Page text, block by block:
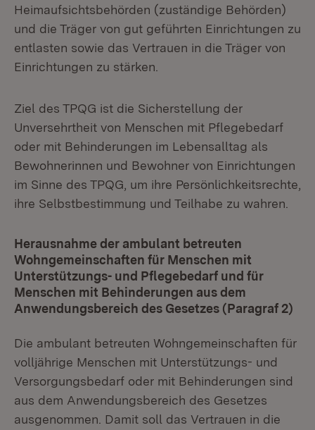
Heimaufsichtsbehörden (zuständige Behörden)
und die Träger von gut geführten Einrichtungen zu
entlasten sowie das Vertrauen in die Träger von
Einrichtungen zu stärken.
Ziel des TPQG ist die Sicherstellung der
Unversehrtheit von Menschen mit Pflegebedarf
oder mit Behinderungen im Lebensalltag als
Bewohnerinnen und Bewohner von Einrichtungen
im Sinne des TPQG, um ihre Persönlichkeitsrechte,
ihre Selbstbestimmung und Teilhabe zu wahren.
Herausnahme der ambulant betreuten
Wohngemeinschaften für Menschen mit
Unterstützungs- und Pflegebedarf und für
Menschen mit Behinderungen aus dem
Anwendungsbereich des Gesetzes (Paragraf 2)
Die ambulant betreuten Wohngemeinschaften für
volljährige Menschen mit Unterstützungs- und
Versorgungsbedarf oder mit Behinderungen sind
aus dem Anwendungsbereich des Gesetzes
ausgenommen. Damit soll das Vertrauen in die